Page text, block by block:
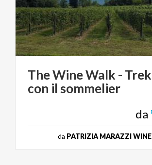
TheWineWalk -
con il sommelier
da
da PATRIZIA MARAZZI WINE